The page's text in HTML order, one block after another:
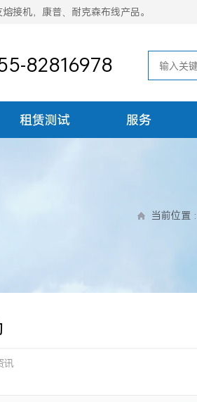
接机，康普、耐克森布线产品。
82816978
租赁测试 服务
当前位置 :
讯